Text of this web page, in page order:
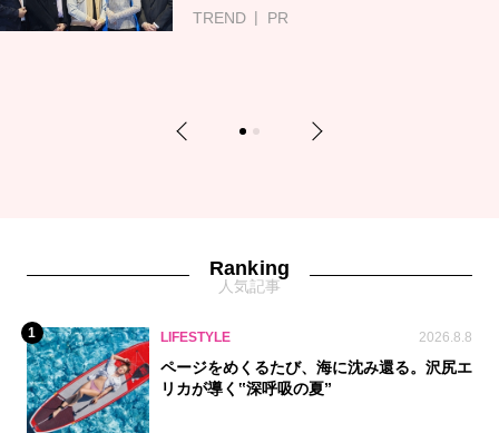
TREND
PR
Previous 1 2 Next
Ranking
人気記事
1 LIFESTYLE 2026.8.8
ページをめくるたび、海に沈み還る。沢尻エ
リカが導く‟深呼吸の夏”